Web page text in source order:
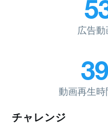
広告
動画再生時
チャレンジ